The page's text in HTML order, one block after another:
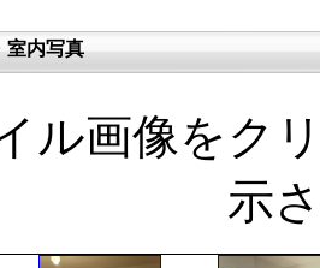
室内写真
ル画像をク
示